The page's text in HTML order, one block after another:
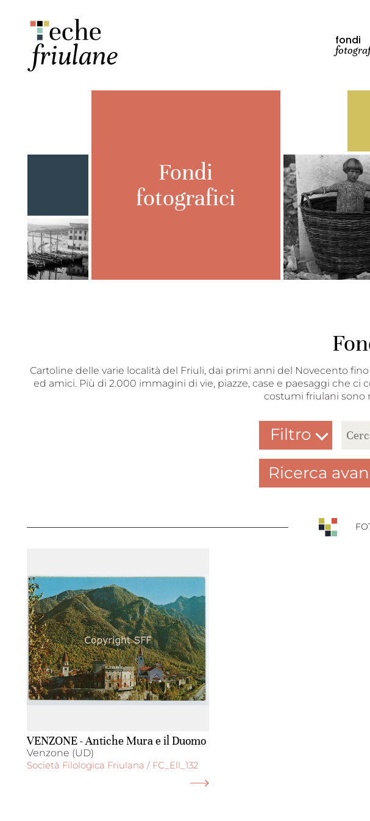
fondi
Fondi
fotografici
Cartoline delle varie località del Friuli, dai primi anni del Novecento
ed amici. Più di 2.000 immagini di vie, piazze, case e paesaggi che
costumi friulani sono
Filtro
Ricerca
VENZONE - Antiche Mura e il Duomo
Venzone (UD)
Società Filologica Friulana / FC_Ell_132